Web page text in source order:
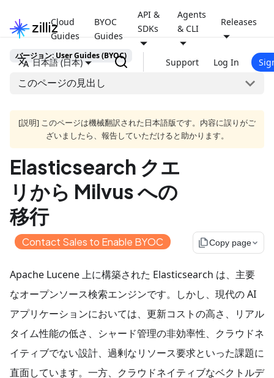
Cloud
Guides
BYOC
Guides
API &
SDKs
Agents
& CLI
Releases
日本語 (日本) Support Log In
バージョン: User Guides (BYOC)
このページの見出し
[説明] このページは機械翻訳された日本語版です。内容に誤りがご
ざいましたら、報告していただけると助かります。
Elasticsearch クエ
リから Milvus への
移行
Contact Sales to Enable BYOC file_copyCopy page
Apache Lucene 上に構築された Elasticsearch は、主要
なオープンソース検索エンジンです。しかし、現代の AI
アプリケーションにおいては、更新コストの高さ、リアル
タイム性能の低さ、シャード管理の非効率性、クラウドネ
イティブでない設計、過剰なリソース要求といった課題に
直面しています。一方、クラウドネイティブなベクトルデ